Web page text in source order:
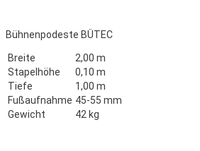
Bühnenpodeste BÜTEC
Breite
2,00 m
Stapelhöhe
0,10 m
Tiefe
1,00 m
Fußaufnahme 45-55 mm
Gewicht
42 kg